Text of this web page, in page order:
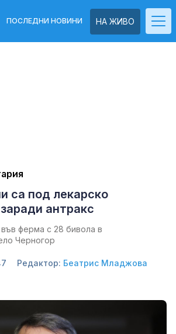
НА ЖИВО
ПОСЛЕДНИ НОВИНИ
са под лекарско
антракс
ферма с 28 бивола в
Черногор
Редактор: Беатрис Младжова